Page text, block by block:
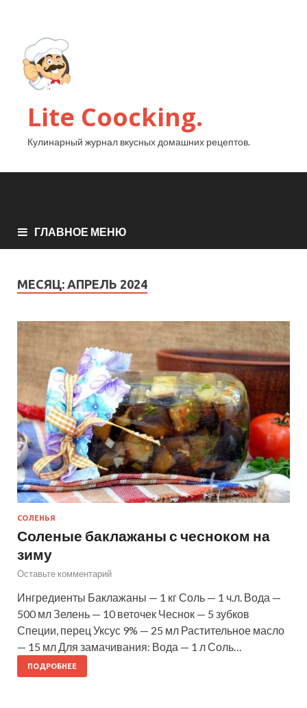
Lite Coocking.
Кулинарный журнал вкусных домашних рецептов.
ГЛАВНОЕ МЕНЮ
МЕСЯЦ: АПРЕЛЬ 2024
СОЛЕНЬЯ
Соленые баклажаны с чесноком на
зиму
Оставьте комментарий
Ингредиенты Баклажаны — 1 кг Соль — 1 ч.л. Вода —
500 мл Зелень — 10 веточек Чеснок — 5 зубков
Специи, перец Уксус 9% — 25 мл Растительное масло
— 15 мл Для замачивания: Вода — 1 л Соль…
ПОДРОБНЕЕ